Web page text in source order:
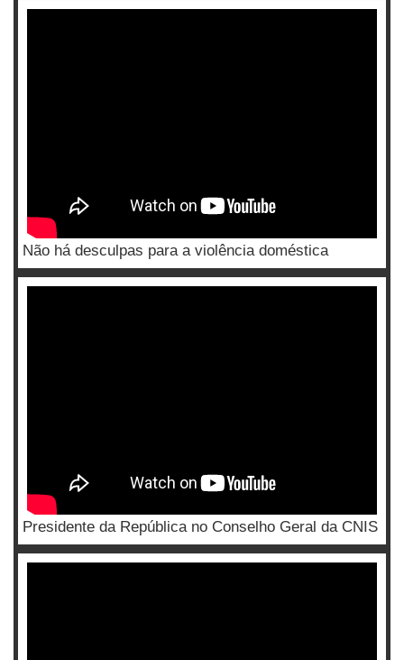
Não há desculpas para a violência doméstica
Presidente da República no Conselho Geral da CNIS